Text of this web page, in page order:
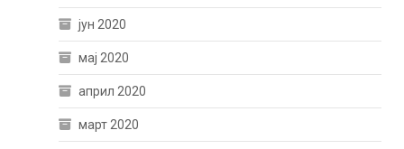
јун 2020
мај 2020
април 2020
март 2020